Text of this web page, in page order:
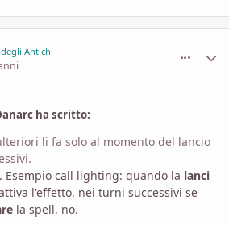
Antichi
ha scritto:
li fa solo al momento del lancio
Esempio call lighting: quando la lanci
l'effetto, nei turni successivi se
la spell, no.